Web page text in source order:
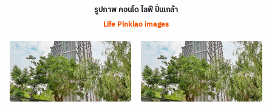
รูปภาพ คอนโด ไลฟ์ ปิ่นเกล้า
Life Pinklao images